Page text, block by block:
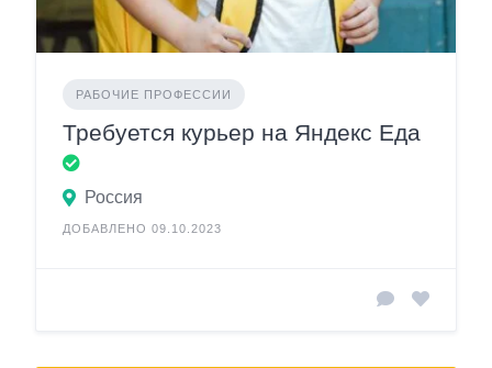
РАБОЧИЕ ПРОФЕССИИ
Требуется курьер на Яндекс Еда
Россия
ДОБАВЛЕНО 09.10.2023